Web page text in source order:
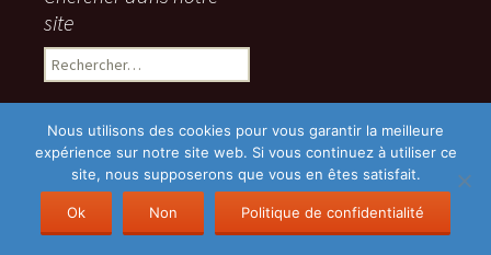
site
Rechercher :
POLITIQUE DE CONFIDENTIALITE
Fièrement propulsé par
WordPress
Nous utilisons des cookies pour vous garantir la meilleure
expérience sur notre site web. Si vous continuez à utiliser ce
site, nous supposerons que vous en êtes satisfait.
Ok Non Politique de confidentialité